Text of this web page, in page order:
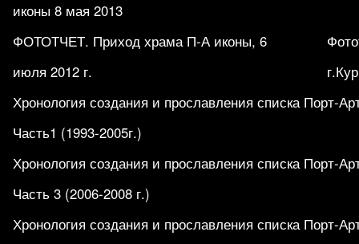
иконы 8 мая 2013
ФОТОТЧЕТ. Приход храма П-А иконы, 6
июля 2012 г.
Хронология создания и прославления списка Порт-
Часть1 (1993-2005г.)
Хронология создания и прославления списка Порт-
Часть 3 (2006-2008 г.)
Хронология создания и прославления списка Порт-